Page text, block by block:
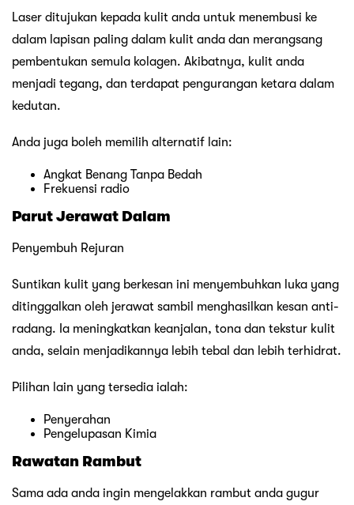
Laser ditujukan kepada kulit anda untuk menembusi ke
dalam lapisan paling dalam kulit anda dan merangsang
pembentukan semula kolagen. Akibatnya, kulit anda
menjadi tegang, dan terdapat pengurangan ketara dalam
kedutan.
Anda juga boleh memilih alternatif lain:
Angkat Benang Tanpa Bedah
Frekuensi radio
Parut Jerawat Dalam
Penyembuh Rejuran
Suntikan kulit yang berkesan ini menyembuhkan luka yang
ditinggalkan oleh jerawat sambil menghasilkan kesan anti-
radang. Ia meningkatkan keanjalan, tona dan tekstur kulit
anda, selain menjadikannya lebih tebal dan lebih terhidrat.
Pilihan lain yang tersedia ialah:
Penyerahan
Pengelupasan Kimia
Rawatan Rambut
Sama ada anda ingin mengelakkan rambut anda gugur